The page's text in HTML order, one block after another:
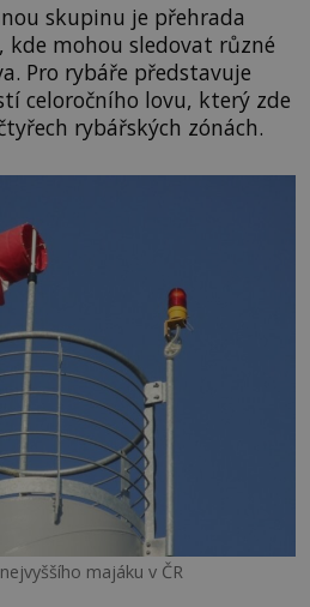
skupinu je přehrada
mohou sledovat různé
Pro rybáře představuje
celoročního lovu, který zde
rybářských zónách.
majáku v ČR